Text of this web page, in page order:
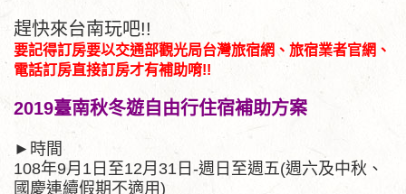
趕快來台南玩吧!!
要記得訂房要以交通部觀光局台灣旅宿網、旅宿業者官網、
電話訂房直接訂房才有補助唷!!
2019臺南秋冬遊自由行住宿補助方案
►時間
108年9月1日至12月31日-週日至週五(週六及中秋、
國慶連續假期不適用)